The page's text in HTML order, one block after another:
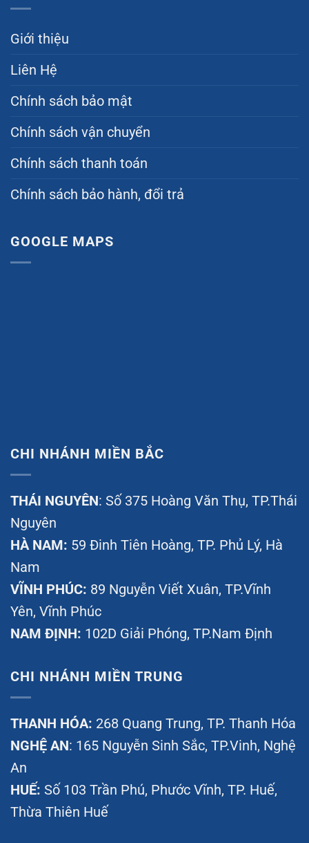
Giới thiệu
Liên Hệ
Chính sách bảo mật
Chính sách vận chuyển
Chính sách thanh toán
Chính sách bảo hành, đổi trả
GOOGLE MAPS
CHI NHÁNH MIỀN BẮC
THÁI NGUYÊN: Số 375 Hoàng Văn Thụ, TP.Thái
Nguyên
HÀ NAM: 59 Đinh Tiên Hoàng, TP. Phủ Lý, Hà
Nam
VĨNH PHÚC: 89 Nguyễn Viết Xuân, TP.Vĩnh
Yên, Vĩnh Phúc
NAM ĐỊNH: 102D Giải Phóng, TP.Nam Định
CHI NHÁNH MIỀN TRUNG
THANH HÓA: 268 Quang Trung, TP. Thanh Hóa
NGHỆ AN: 165 Nguyễn Sinh Sắc, TP.Vinh, Nghệ
An
HUẾ: Số 103 Trần Phú, Phước Vĩnh, TP. Huế,
Thừa Thiên Huế